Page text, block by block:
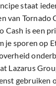
staat
van Tornado
Cash is een
je sporen op
Lazarus
gebruiken